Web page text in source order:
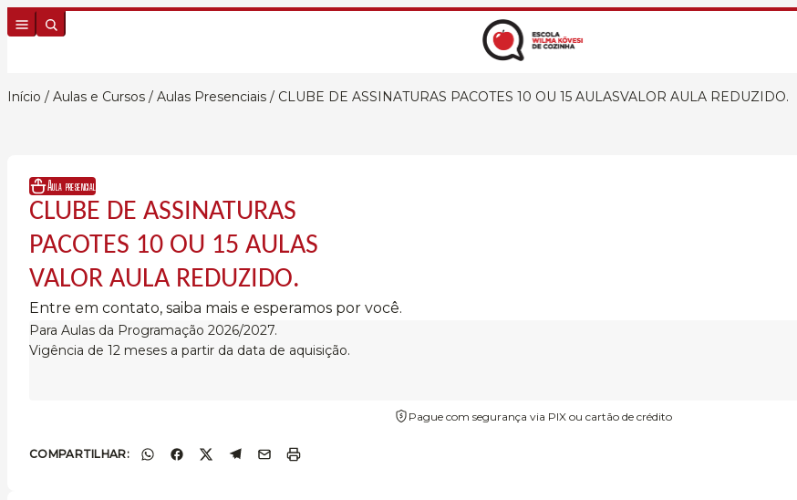
Skip to content
Início / Aulas e Cursos / Aulas Presenciais / CLUBE DE ASSINATURAS PACOTES 10 OU 15 AULASVALOR AULA REDUZIDO.
Aula presencial
CLUBE DE ASSINATURAS
PACOTES 10 OU 15 AULAS
VALOR AULA REDUZIDO.
Entre em contato, saiba mais e esperamos por você.
Para Aulas da Programação 2026/2027.
Vigência de 12 meses a partir da data de aquisição.
Pague com segurança via PIX ou cartão de crédito
COMPARTILHAR: